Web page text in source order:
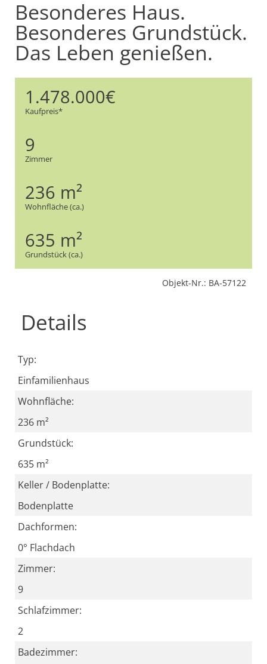
Besonderes Haus.
Besonderes Grundstück.
Das Leben genießen.
1.478.000€
Kaufpreis*
9
Zimmer
236 m²
Wohnfläche (ca.)
635 m²
Grundstück (ca.)
Objekt-Nr.: BA-57122
Details
Typ:
Einfamilienhaus
Wohnfläche:
236 m²
Grundstück:
635 m²
Keller / Bodenplatte:
Bodenplatte
Dachformen:
0° Flachdach
Zimmer:
9
Schlafzimmer:
2
Badezimmer: